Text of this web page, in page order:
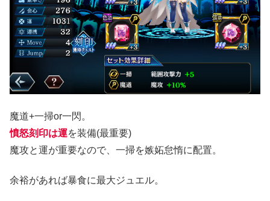
魔道+一掃or一閃。
憤怒刻印は運を装備(最重要)
魔攻と運が重要なので、一掃を嫉妬怠惰に配置。
余裕があれば暴食に最大ジュエル。